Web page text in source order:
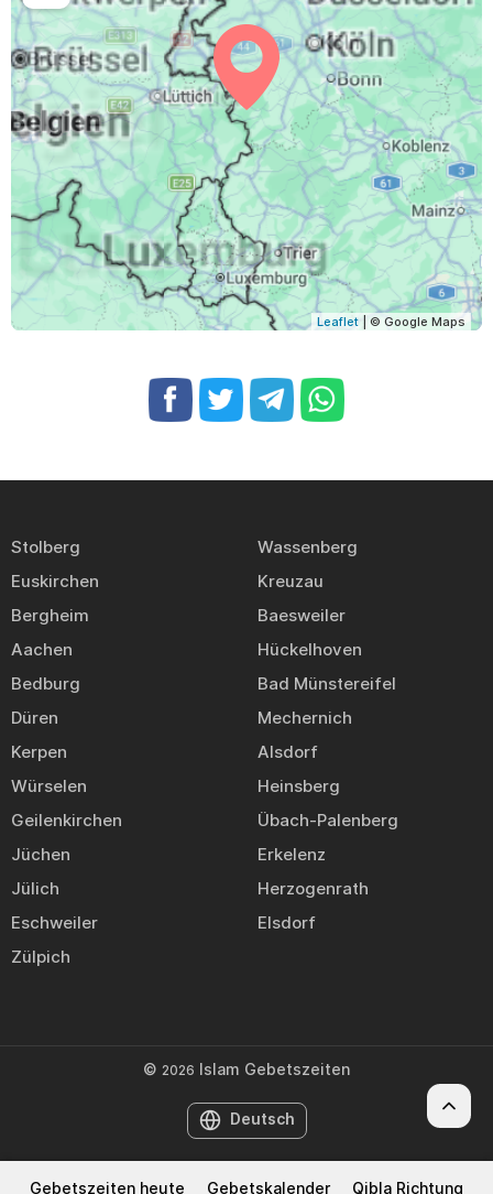
Gebetszeiten heute Gebetskalender Qibla Richtung
Leaflet | © Google Maps
Stolberg
Wassenberg
Euskirchen
Kreuzau
Bergheim
Baesweiler
Aachen
Hückelhoven
Bedburg
Bad Münstereifel
Düren
Mechernich
Kerpen
Alsdorf
Würselen
Heinsberg
Geilenkirchen
Übach-Palenberg
Jüchen
Erkelenz
Jülich
Herzogenrath
Eschweiler
Elsdorf
Zülpich
© 2026 Islam Gebetszeiten
Deutsch